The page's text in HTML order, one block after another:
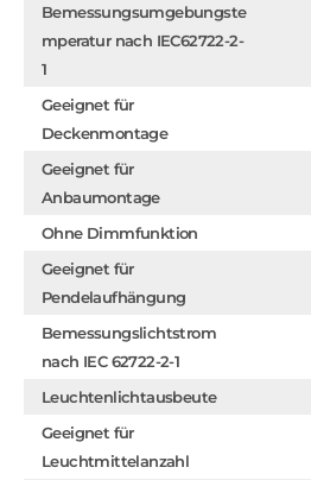
Bemessungsumgebungste
mperatur nach IEC62722-2-
1
Geeignet für
Deckenmontage
Geeignet für
Anbaumontage
Ohne Dimmfunktion
Geeignet für
Pendelaufhängung
Bemessungslichtstrom
nach IEC 62722-2-1
Leuchtenlichtausbeute
Geeignet für
Leuchtmittelanzahl